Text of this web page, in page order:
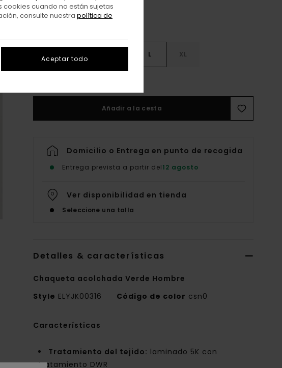
L XL
Añadir a la cesta
Domicilio o Entrega en punto de recogida
Entrega prevista a partir del12 agosto
Ver disponibilidad en tienda
Seleccione una talla
Detalles & características
Chaqueta acolchada Verde Hombre
Style ELYJK00316 Código de color csn0
Características
Tratamiento del tejido: laminado 5K con
tratamiento DWR
cuando no están sujetas
consulte nuestra política de
Aceptar todo